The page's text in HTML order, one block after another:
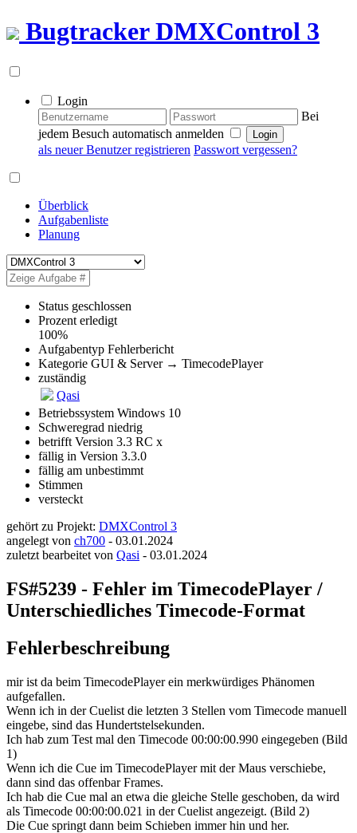
BugtrackerDMXControl 3
Login
Bei
jedem Besuch automatisch anmelden
als neuer Benutzer registrieren Passwort vergessen?
Überblick
Aufgabenliste
Planung
Status geschlossen
Prozent erledigt
100%
Aufgabentyp Fehlerbericht
Kategorie GUI & Server → TimecodePlayer
zuständig
Qasi
Betriebssystem Windows 10
Schweregrad niedrig
betrifft Version 3.3 RC x
fällig in Version 3.3.0
fällig am unbestimmt
Stimmen
versteckt
gehört zu Projekt: DMXControl 3
angelegt von ch700 - 03.01.2024
zuletzt bearbeitet von Qasi - 03.01.2024
FS#5239 - Fehler im TimecodePlayer /
Unterschiedliches Timecode-Format
Fehlerbeschreibung
mir ist da beim TimecodePlayer ein merkwürdiges Phänomen
aufgefallen.
Wenn ich in der Cuelist die letzten 3 Stellen vom Timecode manuell
eingebe, sind das Hundertstelsekunden.
Ich hab zum Test mal den Timecode 00:00:00.990 eingegeben (Bild
1)
Wenn ich die Cue im TimecodePlayer mit der Maus verschiebe,
dann sind das offenbar Frames.
Ich hab die Cue mal an etwa die gleiche Stelle geschoben, da wird
als Timecode 00:00:00.021 in der Cuelist angezeigt. (Bild 2)
Die Cue springt dann beim Schieben immer hin und her.